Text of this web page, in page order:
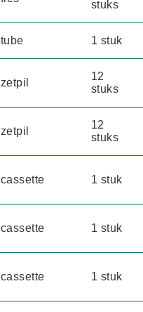
stuks
tube 1 stuk
zetpil
12
stuks
zetpil
12
stuks
cassette 1 stuk
cassette 1 stuk
cassette 1 stuk